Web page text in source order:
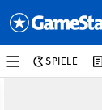
SPIELE